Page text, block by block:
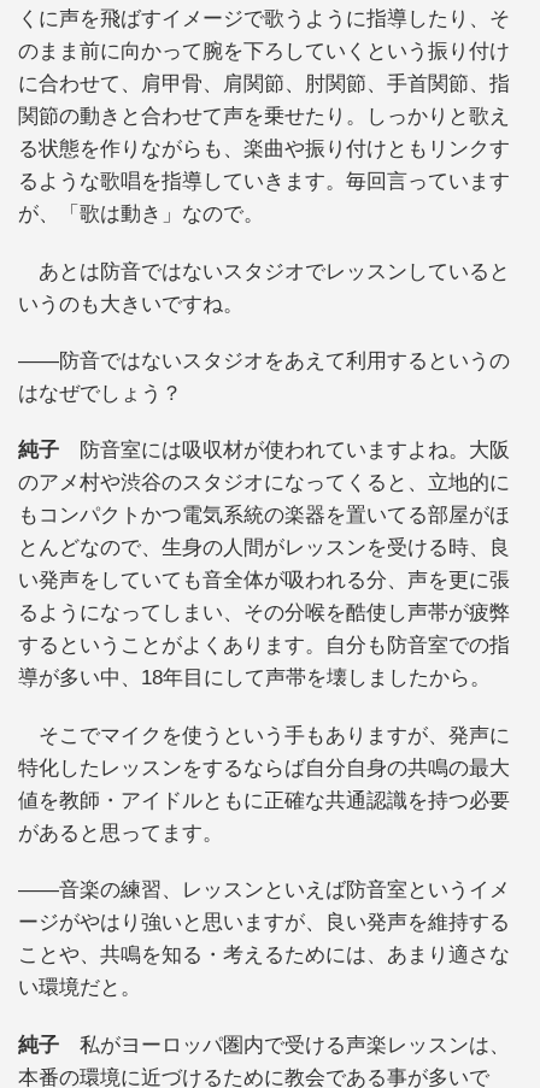
くに声を飛ばすイメージで歌うように指導したり、そ
のまま前に向かって腕を下ろしていくという振り付け
に合わせて、肩甲骨、肩関節、肘関節、手首関節、指
関節の動きと合わせて声を乗せたり。しっかりと歌え
る状態を作りながらも、楽曲や振り付けともリンクす
るような歌唱を指導していきます。毎回言っています
が、「歌は動き」なので。
あとは防音ではないスタジオでレッスンしていると
いうのも大きいですね。
——防音ではないスタジオをあえて利用するというの
はなぜでしょう？
純子 防音室には吸収材が使われていますよね。大阪
のアメ村や渋谷のスタジオになってくると、立地的に
もコンパクトかつ電気系統の楽器を置いてる部屋がほ
とんどなので、生身の人間がレッスンを受ける時、良
い発声をしていても音全体が吸われる分、声を更に張
るようになってしまい、その分喉を酷使し声帯が疲弊
するということがよくあります。自分も防音室での指
導が多い中、18年目にして声帯を壊しましたから。
そこでマイクを使うという手もありますが、発声に
特化したレッスンをするならば自分自身の共鳴の最大
値を教師・アイドルともに正確な共通認識を持つ必要
があると思ってます。
——音楽の練習、レッスンといえば防音室というイメ
ージがやはり強いと思いますが、良い発声を維持する
ことや、共鳴を知る・考えるためには、あまり適さな
い環境だと。
純子 私がヨーロッパ圏内で受ける声楽レッスンは、
本番の環境に近づけるために教会である事が多いで